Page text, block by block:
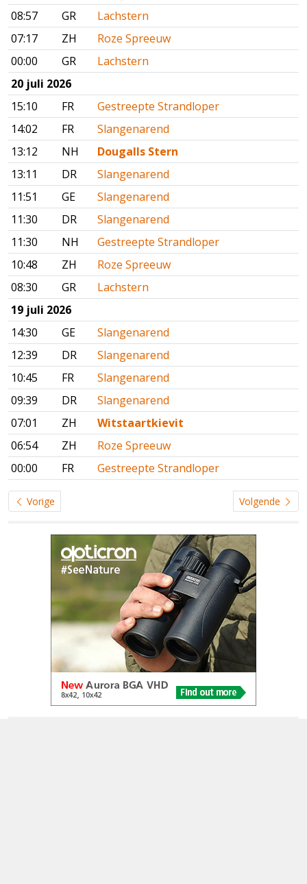
08:57
GR
Lachstern
07:17
ZH
Roze Spreeuw
00:00
GR
Lachstern
20 juli 2026
15:10
FR
Gestreepte Strandloper
14:02
FR
Slangenarend
13:12
NH
Dougalls Stern
13:11
DR
Slangenarend
11:51
GE
Slangenarend
11:30
DR
Slangenarend
11:30
NH
Gestreepte Strandloper
10:48
ZH
Roze Spreeuw
08:30
GR
Lachstern
19 juli 2026
14:30
GE
Slangenarend
12:39
DR
Slangenarend
10:45
FR
Slangenarend
09:39
DR
Slangenarend
07:01
ZH
Witstaartkievit
06:54
ZH
Roze Spreeuw
00:00
FR Gestreepte Strandloper
Vorige Volgende